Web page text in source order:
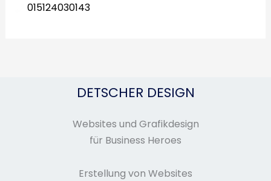
015124030143
DETSCHER DESIGN
Websites und Grafikdesign
für Business Heroes
Erstellung von Websites